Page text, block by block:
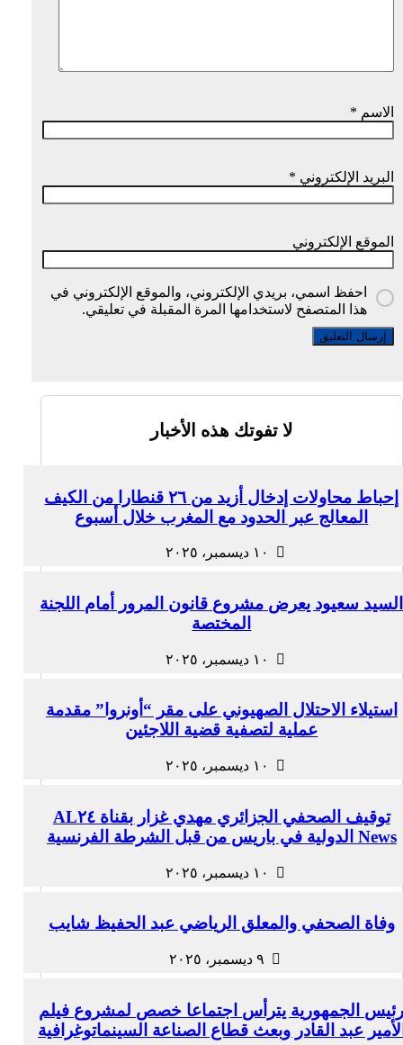
الاسم *
البريد الإلكتروني *
الموقع الإلكتروني
احفظ اسمي، بريدي الإلكتروني، والموقع الإلكتروني في
هذا المتصفح لاستخدامها المرة المقبلة في تعليقي.
لا تفوتك هذه الأخبار
إحباط محاولات إدخال أزيد من ٢٦ قنطارا من الكيف
المعالج عبر الحدود مع المغرب خلال أسبوع
١٠ ديسمبر، ٢٠٢٥
السيد سعيود يعرض مشروع قانون المرور أمام اللجنة
المختصة
١٠ ديسمبر، ٢٠٢٥
استيلاء الاحتلال الصهيوني على مقر “أونروا” مقدمة
عملية لتصفية قضية اللاجئين
١٠ ديسمبر، ٢٠٢٥
توقيف الصحفي الجزائري مهدي غزار بقناة AL٢٤
News الدولية في باريس من قبل الشرطة الفرنسية
١٠ ديسمبر، ٢٠٢٥
وفاة الصحفي والمعلق الرياضي عبد الحفيظ شايب
٩ ديسمبر، ٢٠٢٥
الجمهورية يترأس اجتماعا خصص لمشروع فيلم
عبد القادر وبعث قطاع الصناعة السينماتوغرافية